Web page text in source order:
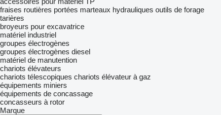
fraises routières portées marteaux hydrauliques outils de forage
tarières
broyeurs pour excavatrice
matériel industriel
groupes électrogènes
groupes électrogènes diesel
matériel de manutention
chariots élévateurs
chariots télescopiques chariots élévateur à gaz
équipements miniers
équipements de concassage
concasseurs à rotor
Marque